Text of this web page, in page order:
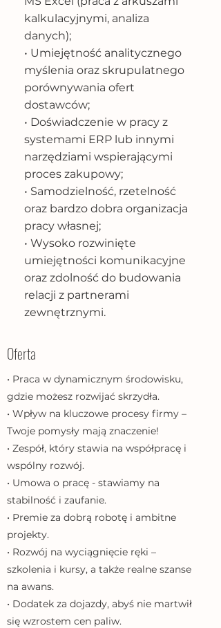
kalkulacyjnymi, analiza
danych);
• Umiejętność analitycznego
myślenia oraz skrupulatnego
porównywania ofert
dostawców;
• Doświadczenie w pracy z
systemami ERP lub innymi
narzędziami wspierającymi
proces zakupowy;
• Samodzielność, rzetelność
oraz bardzo dobra organizacja
pracy własnej;
• Wysoko rozwinięte
umiejętności komunikacyjne
oraz zdolność do budowania
relacji z partnerami
zewnętrznymi.
Oferta
• Praca w dynamicznym środowisku,
gdzie możesz rozwijać skrzydła.
• Wpływ na kluczowe procesy firmy –
Twoje pomysły mają znaczenie!
• Zespół, który stawia na współpracę i
wspólny rozwój.
• Umowa o pracę - stawiamy na
stabilność i zaufanie.
• Premie za dobrą robotę i ambitne
projekty.
• Rozwój na wyciągnięcie ręki –
szkolenia i kursy, a także realne szanse
na awans.
• Dodatek za dojazdy, abyś nie martwił
się wzrostem cen paliw.